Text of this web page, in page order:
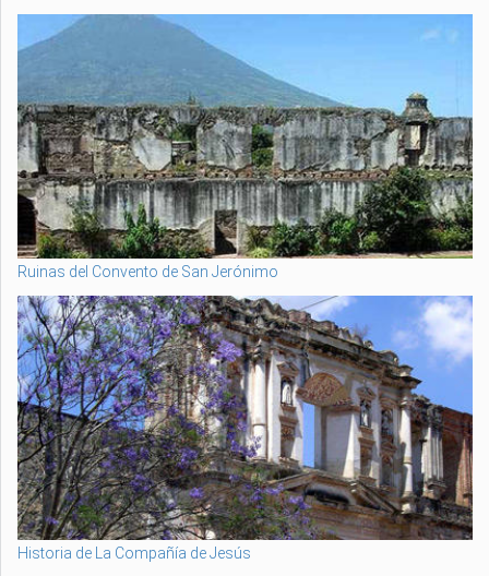
Ruinas del Convento de San Jerónimo
Historia de La Compañía de Jesús